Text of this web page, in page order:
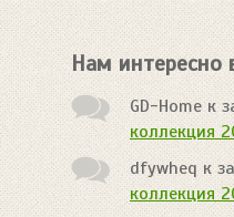
Нам интересно
GD-Homeк
коллекция
dfywheq к
коллекция